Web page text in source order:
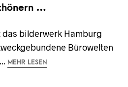
…
das bilderwerk Hamburg
Bürowelten
MEHR LESEN